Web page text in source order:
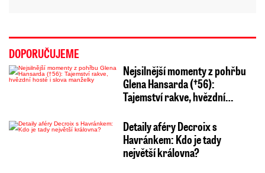
DOPORUČUJEME
Nejsilnější momenty z pohřbu
Glena Hansarda (†56):
Tajemství rakve, hvězdní…
Detaily aféry Decroix s
Havránkem: Kdo je tady
největší královna?